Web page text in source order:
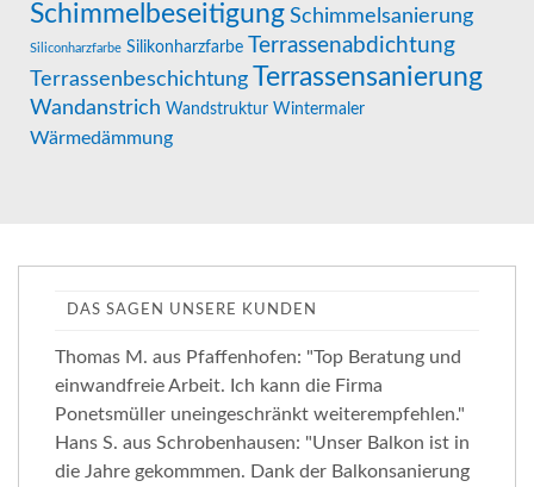
Schimmelbeseitigung Schimmelsanierung
Siliconharzfarbe Silikonharzfarbe Terrassenabdichtung
Terrassenbeschichtung Terrassensanierung
Wandanstrich Wandstruktur Wintermaler
Wärmedämmung
DAS SAGEN UNSERE KUNDEN
Thomas M. aus Pfaffenhofen: "Top Beratung und
einwandfreie Arbeit. Ich kann die Firma
Ponetsmüller uneingeschränkt weiterempfehlen."
Hans S. aus Schrobenhausen: "Unser Balkon ist in
die Jahre gekommmen. Dank der Balkonsanierung